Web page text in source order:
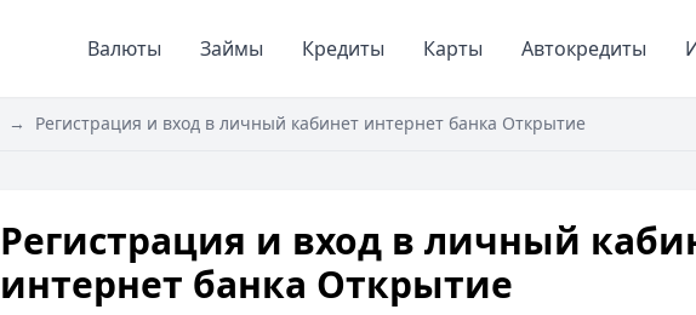
Валюты Займы Кредиты Карты Автокредиты
→ Регистрация и вход в личный кабинет интернет банка Открытие
Регистрация и вход в личный
интернет банка Открытие